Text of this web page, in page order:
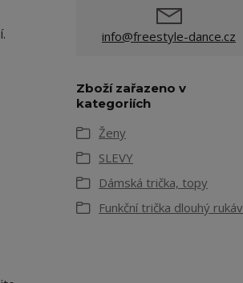
info@freestyle-dance.cz
Zboží zařazeno v
kategoriích
Ženy
SLEVY
Dámská trička, topy
Funkční trička dlouhý rukáv